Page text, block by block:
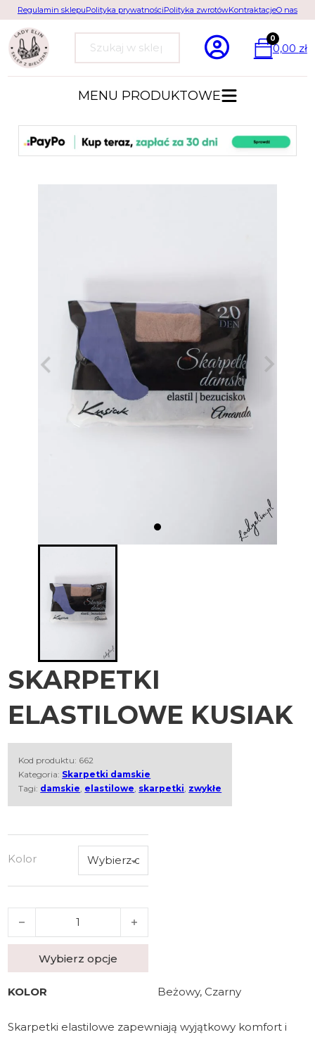
Regulamin sklepuPolityka prywatnościPolityka zwrotówKontraktacjeO nas
Szukaj
0
0,00 zł
MENU PRODUKTOWE
SKARPETKI
ELASTILOWE KUSIAK
Kod produktu: 662
Kategoria: Skarpetki damskie
Tagi: damskie, elastilowe, skarpetki, zwykłe
Kolor
ilość SKARPETKI ELASTILOWE KUSIAK
Wybierz opcje
KOLOR Beżowy, Czarny
Skarpetki elastilowe zapewniają wyjątkowy komfort i